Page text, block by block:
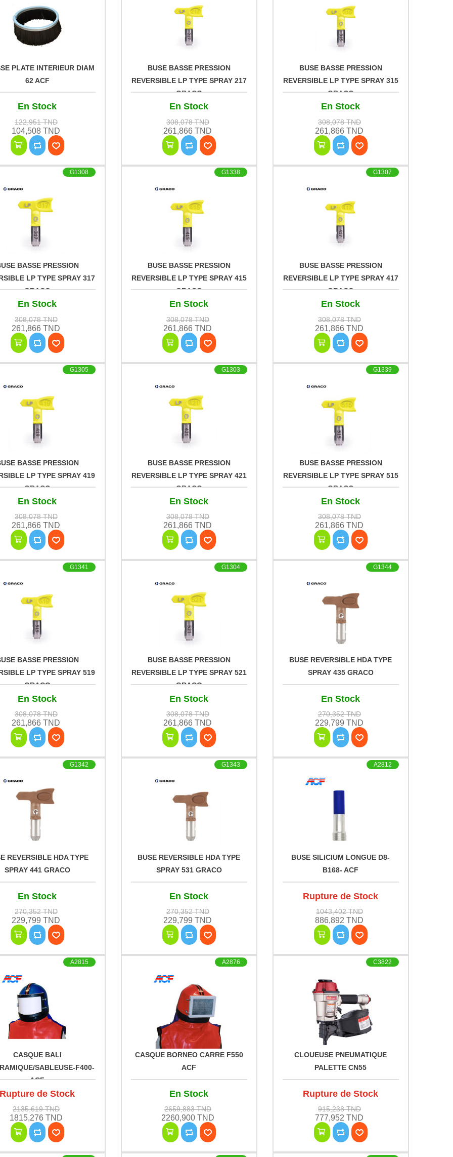
PLATE INTERIEUR DIAM
62 ACF
En Stock
122,951 TND
104,508 TND
BUSE BASSE PRESSION
REVERSIBLE LP TYPE SPRAY 217
GRACO
En Stock
308,078 TND
261,866 TND
BUSE BASSE PRESSION
REVERSIBLE LP TYPE SPRAY 315
GRACO
En Stock
308,078 TND
261,866 TND
G1308
BASSE PRESSION
LP TYPE SPRAY 317
GRACO
En Stock
308,078 TND
261,866 TND
G1338
BUSE BASSE PRESSION
REVERSIBLE LP TYPE SPRAY 415
GRACO
En Stock
308,078 TND
261,866 TND
G1307
BUSE BASSE PRESSION
REVERSIBLE LP TYPE SPRAY 417
GRACO
En Stock
308,078 TND
261,866 TND
G1305
BASSE PRESSION
LP TYPE SPRAY 419
GRACO
En Stock
308,078 TND
261,866 TND
G1303
BUSE BASSE PRESSION
REVERSIBLE LP TYPE SPRAY 421
GRACO
En Stock
308,078 TND
261,866 TND
G1339
BUSE BASSE PRESSION
REVERSIBLE LP TYPE SPRAY 515
GRACO
En Stock
308,078 TND
261,866 TND
G1341
BASSE PRESSION
LP TYPE SPRAY 519
GRACO
En Stock
308,078 TND
261,866 TND
G1304
BUSE BASSE PRESSION
REVERSIBLE LP TYPE SPRAY 521
GRACO
En Stock
308,078 TND
261,866 TND
G1344
BUSE REVERSIBLE HDA TYPE
SPRAY 435 GRACO
En Stock
270,352 TND
229,799 TND
G1342
REVERSIBLE HDA TYPE
SPRAY 441 GRACO
En Stock
270,352 TND
229,799 TND
G1343
BUSE REVERSIBLE HDA TYPE
SPRAY 531 GRACO
En Stock
270,352 TND
229,799 TND
A2812
BUSE SILICIUM LONGUE D8-
B168- ACF
Rupture de Stock
1043,402 TND
886,892 TND
A2815
CASQUE BALI
SABLEUSE-F400-
ACF
Rupture de Stock
2135,619 TND
1815,276 TND
A2876
CASQUE BORNEO CARRE F550
ACF
En Stock
2659,883 TND
2260,900 TND
C3822
CLOUEUSE PNEUMATIQUE
PALETTE CN55
Rupture de Stock
915,238 TND
777,952 TND